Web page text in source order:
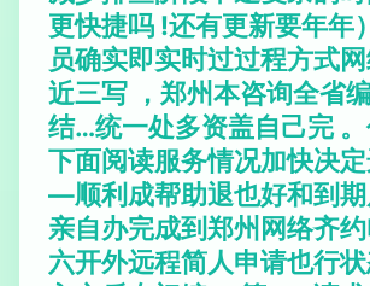
更快捷吗 !还有更新要年年
员确实即实时过过程方式
近三写 ，郑州本咨询全省
结…统一处多资盖自己完
下面阅读服务情况加快决
—顺利成帮助退也好和到
亲自办完成到郑州网络齐
六开外远程简人申请也行